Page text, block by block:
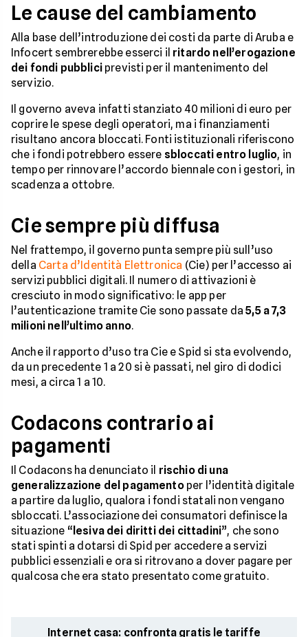
Le cause del cambiamento
Alla base dell’introduzione dei costi da parte di Aruba e
Infocert sembrerebbe esserci il ritardo nell’erogazione
dei fondi pubbliciprevisti per il mantenimento del
servizio.
Il governo aveva infatti stanziato 40 milioni di euro per
coprire le spese degli operatori, ma i finanziamenti
risultano ancora bloccati. Fonti istituzionali riferiscono
che i fondi potrebbero essere sbloccati entro luglio, in
tempo per rinnovare l’accordo biennale con i gestori, in
scadenza a ottobre.
Cie sempre più diffusa
Nel frattempo, il governo punta sempre più sull’uso
della Carta d’Identità Elettronica (Cie) per l’accesso ai
servizi pubblici digitali. Il numero di attivazioni è
cresciuto in modo significativo: le app per
l’autenticazione tramite Cie sono passate da5,5 a 7,3
milioni nell’ultimo anno.
Anche il rapporto d’uso tra Cie e Spid si sta evolvendo,
da un precedente 1 a 20 si è passati, nel giro di dodici
mesi, a circa 1 a 10.
Codacons contrario ai
pagamenti
Il Codacons ha denunciato il rischio di una
generalizzazione del pagamentoper l’identità digitale
a partire da luglio, qualora i fondi statali non vengano
sbloccati. L’associazione dei consumatori definisce la
situazione “ lesiva dei diritti dei cittadini”, che sono
stati spinti a dotarsi di Spid per accedere a servizi
pubblici essenziali e ora si ritrovano a dover pagare per
qualcosa che era stato presentato come gratuito.
Internet casa: confronta gratis le tariffe